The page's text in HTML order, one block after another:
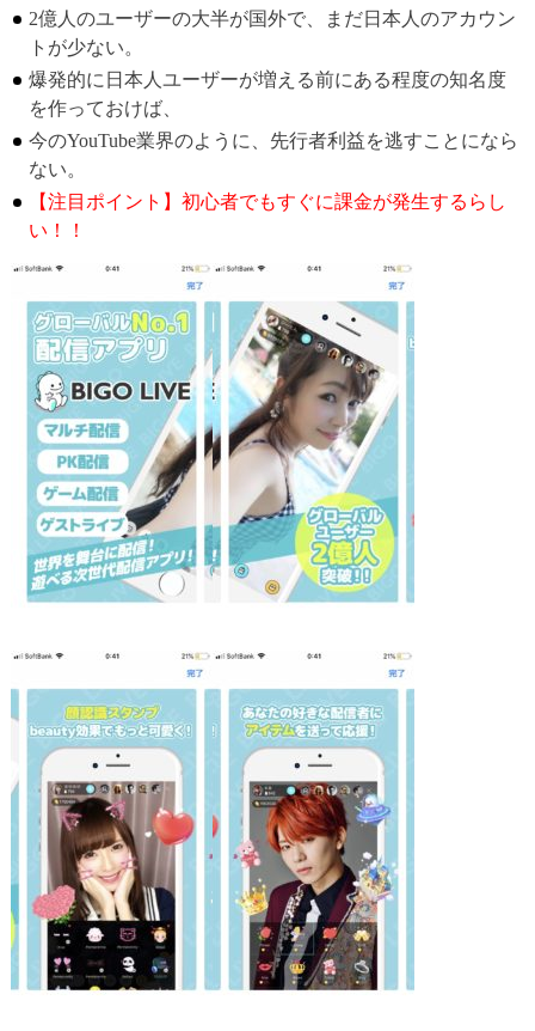
2億人のユーザーの大半が国外で、まだ日本人のアカウン
トが少ない。
爆発的に日本人ユーザーが増える前にある程度の知名度
を作っておけば、
今のYouTube業界のように、先行者利益を逃すことになら
ない。
【注目ポイント】初心者でもすぐに課金が発生するらし
い！！